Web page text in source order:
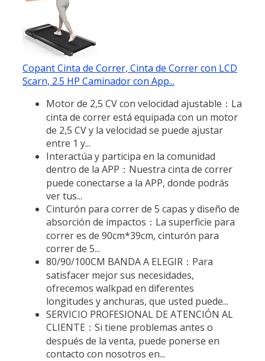
Copant Cinta de Correr, Cinta de Correr con LCD
Scarn, 2.5 HP Caminador con App...
Motor de 2,5 CV con velocidad ajustable：La
cinta de correr está equipada con un motor
de 2,5 CV y la velocidad se puede ajustar
entre 1 y...
Interactúa y participa en la comunidad
dentro de la APP：Nuestra cinta de correr
puede conectarse a la APP, donde podrás
ver tus...
Cinturón para correr de 5 capas y diseño de
absorción de impactos：La superficie para
correr es de 90cm*39cm, cinturón para
correr de 5...
80/90/100CM BANDA A ELEGIR：Para
satisfacer mejor sus necesidades,
ofrecemos walkpad en diferentes
longitudes y anchuras, que usted puede...
SERVICIO PROFESIONAL DE ATENCIÓN AL
CLIENTE：Si tiene problemas antes o
después de la venta, puede ponerse en
contacto con nosotros en...